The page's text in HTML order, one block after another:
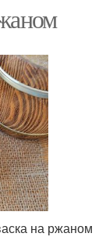
на ржаном